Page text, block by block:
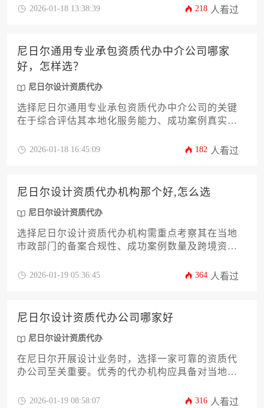
对服务性价比、核实官方合作渠道等维度进行综合
2026-01-18 13:38:39 218 人看过
尼日尔通用专业承包资质代办中介公司哪家
好，怎样选？
尼日尔设计资质代办
选择尼日尔通用专业承包资质代办中介公司的关键
在于综合评估其本地化服务能力、成功案例真实
比筛选出真正具备跨国代办实力的专业机构。
2026-01-18 16:45:09 182 人看过
尼日尔设计资质代办机构那个好,怎么选
尼日尔设计资质代办
选择尼日尔设计资质代办机构需重点考察其在当地
市政部门的备案合规性、成功案例数量及跨境资质
合同条款透明度和本地化服务能力来做出决策。
2026-01-19 05:36:45 364 人看过
尼日尔设计资质代办公司哪家好
尼日尔设计资质代办
在尼日尔开展设计业务时，选择一家可靠的资质代
办公司至关重要。优秀的代办机构应具备对当地法
理流程，能够为企业提供从资质申请到后期维护的
2026-01-19 08:58:07 316 人看过